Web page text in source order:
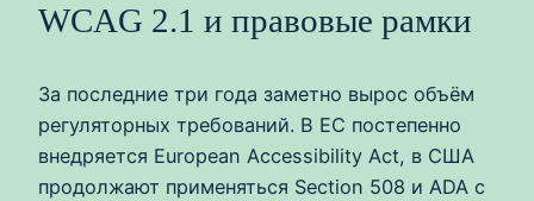
WCAG 2.1 и правовые рамки
За последние три года заметно вырос объём
регуляторных требований. В ЕС постепенно
внедряется European Accessibility Act, в США
продолжают применяться Section 508 и ADA с